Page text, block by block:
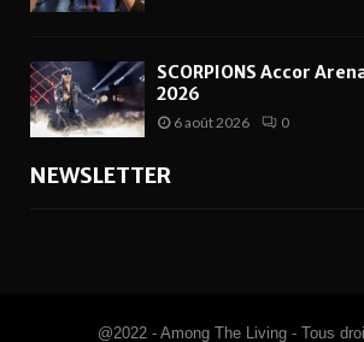
SCORPIONS Accor
2026
6 août 2026 0
NEWSLETTER
@2022 - Among The Living - Tous